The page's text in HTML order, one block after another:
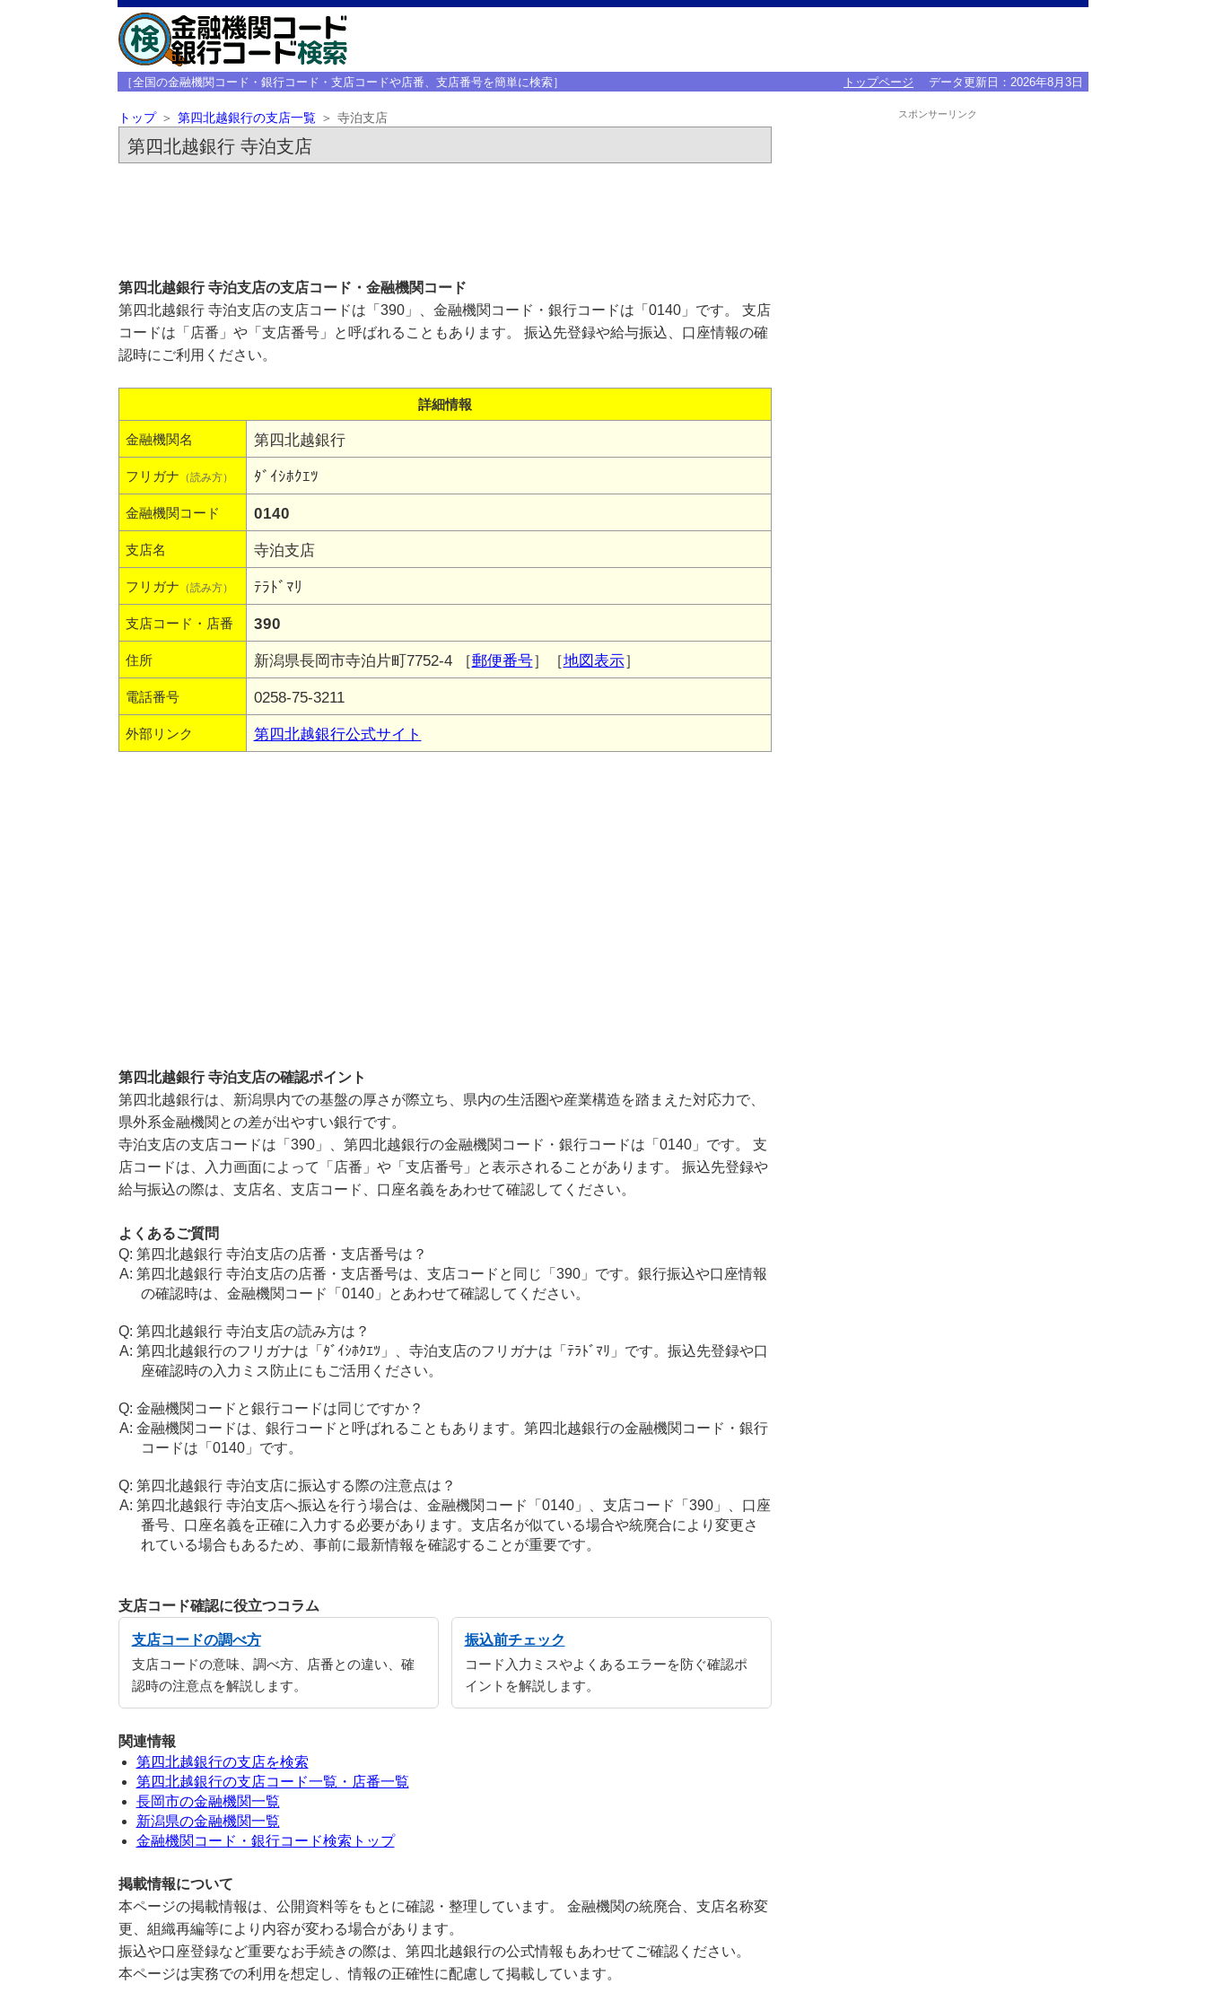
［全国の金融機関コード・銀行コード・支店コードや店番、支店番号を簡単に検索］ トップページ データ更新日： 2026年8月3日
トップ 第四北越銀行の支店一覧 寺泊支店
第四北越銀行 寺泊支店
第四北越銀行 寺泊支店の支店コード・金融機関コード
第四北越銀行 寺泊支店の支店コードは「390」、金融機関コード・銀行コードは「0140」です。 支店
コードは「店番」や「支店番号」と呼ばれることもあります。 振込先登録や給与振込、口座情報の確
認時にご利用ください。
詳細情報
金融機関名 第四北越銀行
フリガナ （読み方） ﾀﾞｲｼﾎｸｴﾂ
金融機関コード 0140
支店名 寺泊支店
フリガナ （読み方） ﾃﾗﾄﾞﾏﾘ
支店コード・店番 390
住所 新潟県長岡市寺泊片町7752-4 ［郵便番号］［地図表示］
電話番号 0258-75-3211
外部リンク 第四北越銀行公式サイト
第四北越銀行 寺泊支店の確認ポイント
第四北越銀行は、新潟県内での基盤の厚さが際立ち、県内の生活圏や産業構造を踏まえた対応力で、
県外系金融機関との差が出やすい銀行です。
寺泊支店の支店コードは「390」、第四北越銀行の金融機関コード・銀行コードは「0140」です。 支
店コードは、入力画面によって「店番」や「支店番号」と表示されることがあります。 振込先登録や
給与振込の際は、支店名、支店コード、口座名義をあわせて確認してください。
よくあるご質問
第四北越銀行 寺泊支店の店番・支店番号は？
第四北越銀行 寺泊支店の店番・支店番号は、支店コードと同じ「390」です。銀行振込や口座情報
の確認時は、金融機関コード「0140」とあわせて確認してください。
第四北越銀行 寺泊支店の読み方は？
第四北越銀行のフリガナは「ﾀﾞｲｼﾎｸｴﾂ」、寺泊支店のフリガナは「ﾃﾗﾄﾞﾏﾘ」です。振込先登録や口
座確認時の入力ミス防止にもご活用ください。
金融機関コードと銀行コードは同じですか？
金融機関コードは、銀行コードと呼ばれることもあります。第四北越銀行の金融機関コード・銀行
コードは「0140」です。
第四北越銀行 寺泊支店に振込する際の注意点は？
第四北越銀行 寺泊支店へ振込を行う場合は、金融機関コード「0140」、支店コード「390」、口座
番号、口座名義を正確に入力する必要があります。支店名が似ている場合や統廃合により変更さ
れている場合もあるため、事前に最新情報を確認することが重要です。
支店コード確認に役立つコラム
支店コードの調べ方
支店コードの意味、調べ方、店番との違い、確
認時の注意点を解説します。
振込前チェック
コード入力ミスやよくあるエラーを防ぐ確認ポ
イントを解説します。
関連情報
第四北越銀行の支店を検索
第四北越銀行の支店コード一覧・店番一覧
長岡市の金融機関一覧
新潟県の金融機関一覧
金融機関コード・銀行コード検索トップ
掲載情報について
本ページの掲載情報は、公開資料等をもとに確認・整理しています。 金融機関の統廃合、支店名称変
更、組織再編等により内容が変わる場合があります。
振込や口座登録など重要なお手続きの際は、第四北越銀行の公式情報もあわせてご確認ください。
本ページは実務での利用を想定し、情報の正確性に配慮して掲載しています。
スポンサーリンク